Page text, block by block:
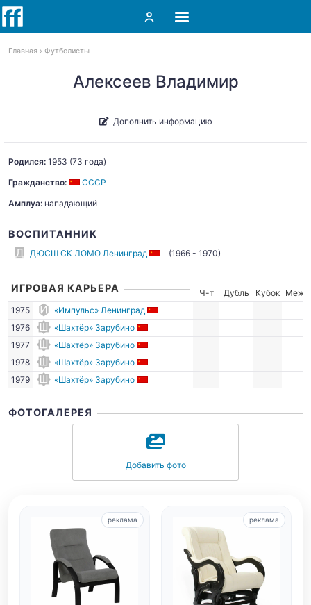
Главная Футболисты
Алексеев Владимир
Дополнить информацию
Родился: 1953 (73 года)
Гражданство:
СССР
Амплуа: нападающий
ВОСПИТАННИК
ДЮСШ СК ЛОМО Ленинград (1966 - 1970)
ИГРОВАЯ КАРЬЕРА Ч-т Дубль Кубок
Межд.
1975
«Импульс» Ленинград
1976
«Шахтёр» Зарубино
1977
«Шахтёр» Зарубино
1978
«Шахтёр» Зарубино
1979
«Шахтёр» Зарубино
ФОТОГАЛЕРЕЯ
Добавить фото
реклама реклама